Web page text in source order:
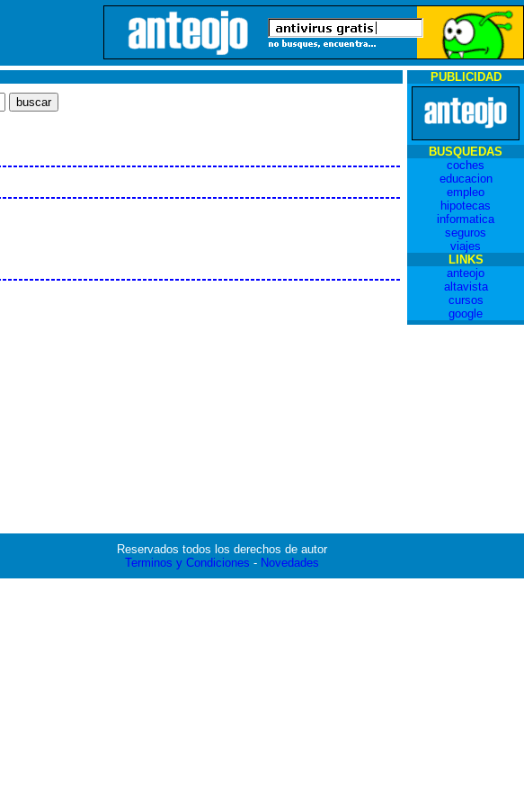
PUBLICIDAD
BUSQUEDAS
coches
educacion
empleo
hipotecas
informatica
seguros
viajes
LINKS
anteojo
altavista
cursos
google
Reservados todos los derechos de autor
Terminos y Condiciones - Novedades